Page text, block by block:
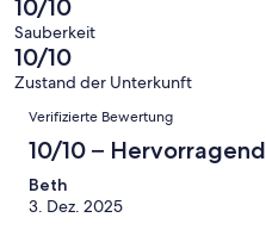
10
-
Hervorragend
Bewertung
von
8
-
Gut
eine
Bewertung
von
6
Okay
Gästebewertungen
haben
eine
Bewertung
von
Schlecht
1
Gästebewertungen
haben
Bewertung
von
10/10
Sauberkeit
10/10
Zustand der Unterkunft
Bewertungen
Verifizierte Bewertung
10/10 – Hervorragend
Beth
3. Dez. 2025